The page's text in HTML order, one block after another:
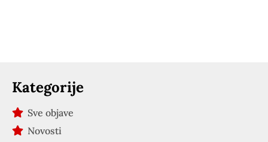
Kategorije
Sve objave
Novosti